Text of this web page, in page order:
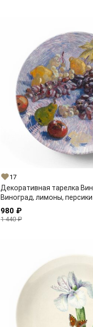
17
Декоративная тарелка
Виноград, лимоны,
980 ₽
1 440 ₽